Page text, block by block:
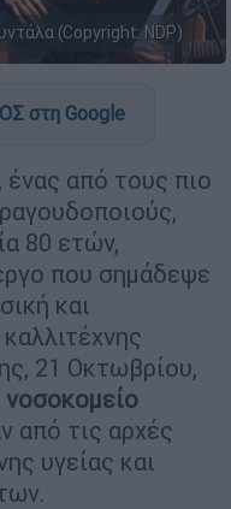
(Copyright: NDP)
στη Google
, ένας από τους πιο
80 ετών,
που σημάδεψε
και
21 Οκτωβρίου,
από τις αρχές
υγείας και